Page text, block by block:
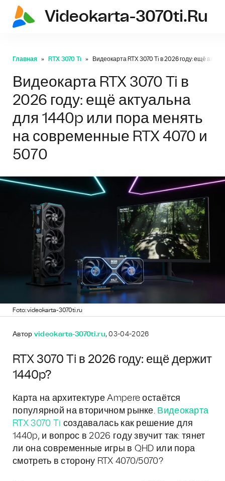
Videokarta-3070ti.ru
Главная RTX 3070 Ti Видеокарта RTX 3070 Ti в 2026 году: ещё
Видеокарта RTX 3070 Ti в
2026 году: ещё актуальна
для 1440p или пора менять
на современные RTX 4070 и
5070
Foto: videokarta-3070ti.ru
Автор videokarta-3070ti.ru, 03-04-2026
RTX 3070 Ti в 2026 году: ещё держит
1440p?
Карта на архитектуре Ampere остаётся
популярной на вторичном рынке. Видеокарта
RTX 3070 Ti создавалась как решение для
1440p, и вопрос в 2026 году звучит так: тянет
ли она современные игры в QHD или пора
смотреть в сторону RTX 4070/5070?